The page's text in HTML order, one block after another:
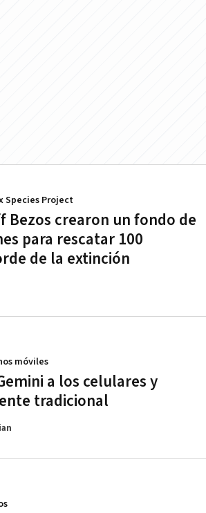
Bezos crearon un fondo de
para rescatar 100
de la extinción
Species Project
a los celulares y
tradicional
móviles